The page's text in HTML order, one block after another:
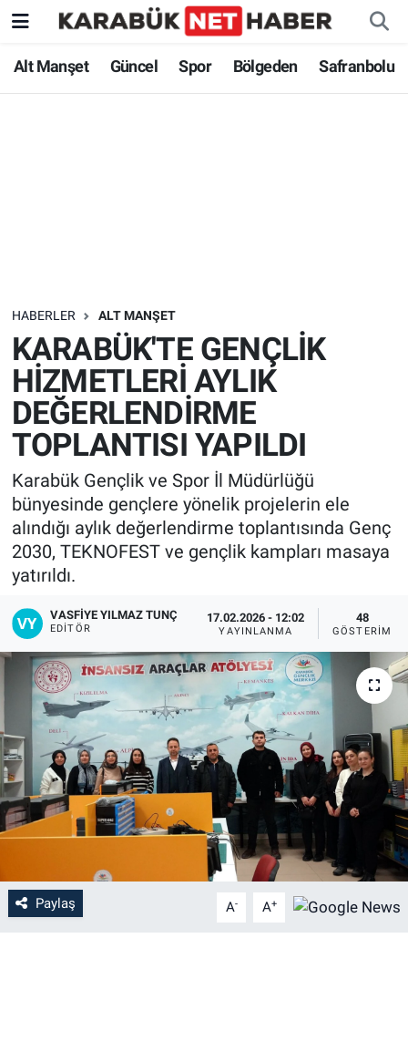
Alt Manşet Güncel Spor Bölgeden Safranbolu
HABERLER ALT MANŞET
KARABÜK'TE GENÇLİK
HİZMETLERİ AYLIK
DEĞERLENDİRME
TOPLANTISI YAPILDI
Karabük Gençlik ve Spor İl Müdürlüğü
bünyesinde gençlere yönelik projelerin ele
alındığı aylık değerlendirme toplantısında Genç
2030, TEKNOFEST ve gençlik kampları masaya
yatırıldı.
VASFIYE YILMAZ TUNÇ
EDITÖR
17.02.2026 - 12:02
YAYINLANMA
48
GÖSTERIM
Paylaş A- A+